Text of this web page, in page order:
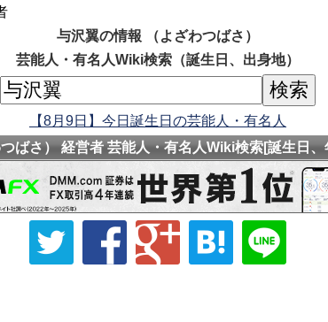
与沢翼の情報 （よざわつばさ）
芸能人・有名人Wiki検索（誕生日、出身地）
【8月9日】今日誕生日の芸能人・有名人
ばさ） 経営者 芸能人・有名人Wiki検索[誕生日